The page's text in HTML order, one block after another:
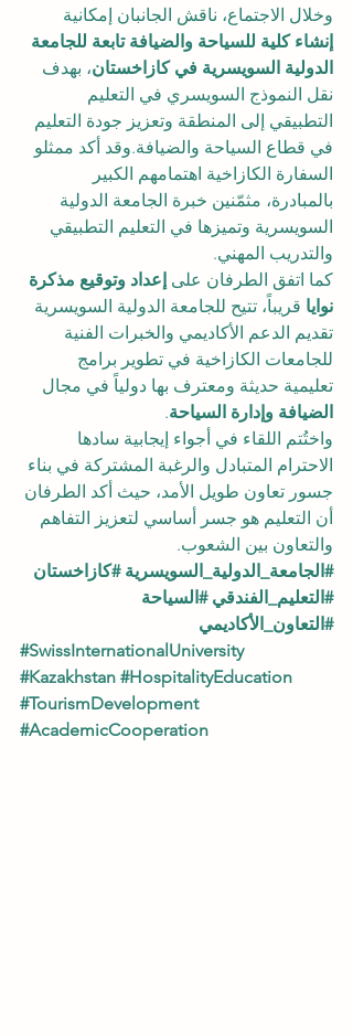
وخلال الاجتماع، ناقش الجانبان إمكانية
إنشاء كلية للسياحة والضيافة تابعة للجامعة
الدولية السويسرية في كازاخستان، بهدف
نقل النموذج السويسري في التعليم
التطبيقي إلى المنطقة وتعزيز جودة التعليم
في قطاع السياحة والضيافة.وقد أكد ممثلو
السفارة الكازاخية اهتمامهم الكبير
بالمبادرة، مثمّنين خبرة الجامعة الدولية
السويسرية وتميزها في التعليم التطبيقي
والتدريب المهني.
كما اتفق الطرفان على إعداد وتوقيع مذكرة
نوايا قريباً، تتيح للجامعة الدولية السويسرية
تقديم الدعم الأكاديمي والخبرات الفنية
للجامعات الكازاخية في تطوير برامج
تعليمية حديثة ومعترف بها دولياً في مجال
الضيافة وإدارة السياحة.
واختُتم اللقاء في أجواء إيجابية سادها
الاحترام المتبادل والرغبة المشتركة في بناء
جسور تعاون طويل الأمد، حيث أكد الطرفان
أن التعليم هو جسر أساسي لتعزيز التفاهم
والتعاون بين الشعوب.
#الجامعة_الدولية_السويسرية #كازاخستان
#التعليم_الفندقي #السياحة
#التعاون_الأكاديمي
#SwissInternationalUniversity
#Kazakhstan #HospitalityEducation
#TourismDevelopment
#AcademicCooperation